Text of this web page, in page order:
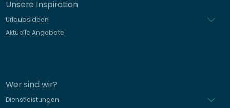
Unsere Inspiration
Urlaubsideen
Aktuelle Angebote
Wer sind wir?
Dienstleistungen